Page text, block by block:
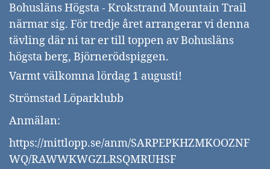
Bohusläns Högsta - Krokstrand Mountain Trail
närmar sig. För tredje året arrangerar vi denna
tävling där ni tar er till toppen av Bohusläns
högsta berg, Björnerödspiggen.
Varmt välkomna lördag 1 augusti!
Strömstad Löparklubb
Anmälan:
https://mittlopp.se/anm/SARPEPKHZMKOOZNF
WQ/RAWWKWGZLRSQMRUHSF